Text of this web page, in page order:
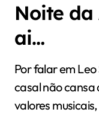
Noite da
ai…
Por falar em
casal não
valores